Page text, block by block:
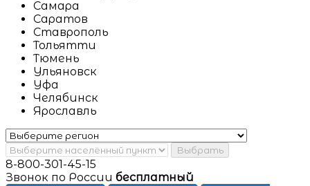
Самара
Саратов
Ставрополь
Тольятти
Тюмень
Ульяновск
Уфа
Челябинск
Ярославль
Выбрать
8-800-301-45-15
Звонок по России бесплатный